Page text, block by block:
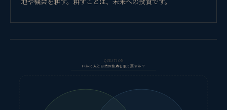
QUESTION
いかに人と自然の接点を取り戻すか？